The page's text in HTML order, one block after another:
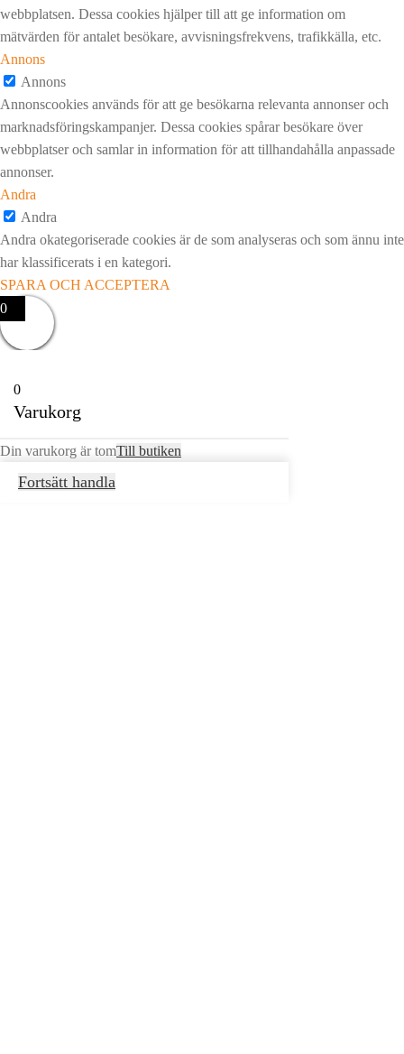
webbplatsen. Dessa cookies hjälper till att ge information om
mätvärden för antalet besökare, avvisningsfrekvens, trafikkälla, etc.
Annons
Annons
Annonscookies används för att ge besökarna relevanta annonser och
marknadsföringskampanjer. Dessa cookies spårar besökare över
webbplatser och samlar in information för att tillhandahålla anpassade
annonser.
Andra
Andra
Andra okategoriserade cookies är de som analyseras och som ännu inte
har klassificerats i en kategori.
SPARA OCH ACCEPTERA
0
0
Varukorg
Din varukorg är tomTill butiken
Fortsätt handla